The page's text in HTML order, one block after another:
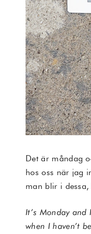
Det är måndag
hos oss när jag
man blir i dessa,
It’s Monday and
when I haven’t